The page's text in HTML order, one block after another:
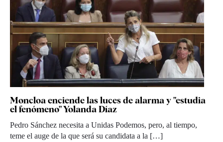
Moncloa enciende las luces de alarma y "estudia
el fenómeno" Yolanda Díaz
Pedro Sánchez necesita a Unidas Podemos, pero, al tiempo,
teme el auge de la que será su candidata a la […]